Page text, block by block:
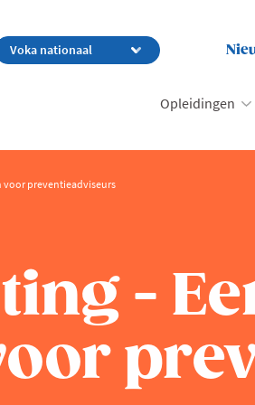
Opleidingen
voor preventieadviseurs
-